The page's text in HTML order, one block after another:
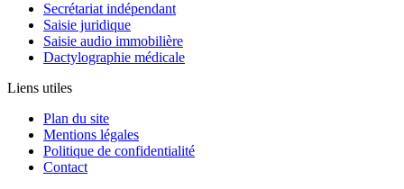
Secrétariat indépendant
Saisie juridique
Saisie audio immobilière
Dactylographie médicale
Liens utiles
Plan du site
Mentions légales
Politique de confidentialité
Contact